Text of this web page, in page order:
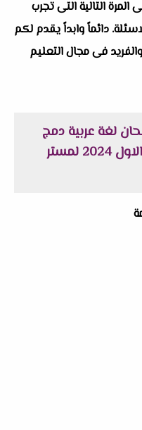
التالية التى تجرب
دائماً وابداً يقدم لكم
فى مجال التعليم
لغة عربية دمج
للصف الرابع الابتدائى الترم الاول 2024 لمستر